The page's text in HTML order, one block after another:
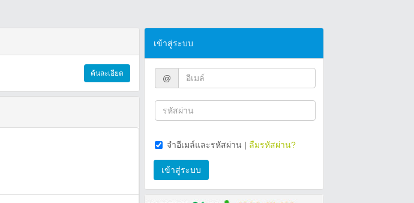
ค้นละเอียด
เข้าสู่ระบบ
@
จำอีเมล์และรหัสผ่าน | ลืมรหัสผ่าน?
เข้าสู่ระบบ